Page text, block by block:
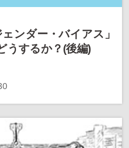
ンダー・バイアス」
うするか？(後編)